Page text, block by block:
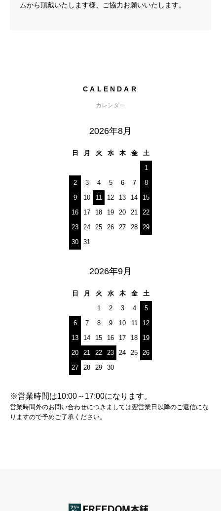
ムから頂戴いたします様、ご協力お願いいたします。
CALENDAR
カレンダー
2026年8月
日 月 火 水 木 金
土
1
2
3 4 5 6 7
8
9
10 11 12 13 14
15
16
17 18 19 20 21
22
23
24 25 26 27 28
29
30
31
2026年9月
日 月 火 水 木 金
土
1
2 3 4
5
6
7 8 9 10 11
12
13
14 15 16 17 18
19
20
21 22 23 24 25
26
27
28 29 30
※営業時間は10:00～17:00になります。
営業時間外のお問い合わせにつきましては翌営業日以降のご返信にな
りますので予めご了承ください。